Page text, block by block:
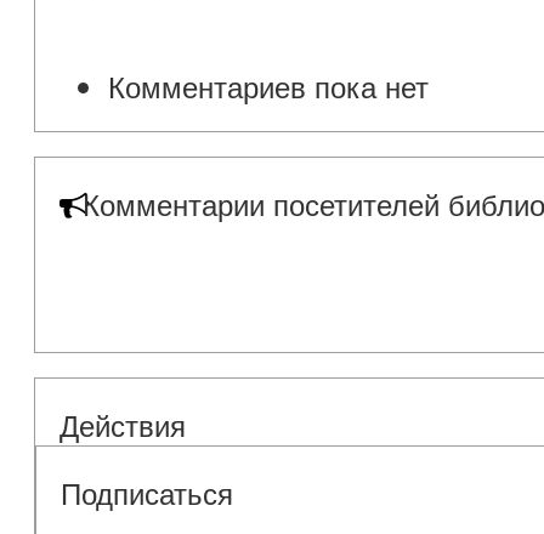
Комментариев пока нет
Комментарии посетителей
Действия
Подписаться